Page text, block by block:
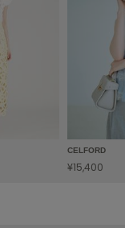
CELFORD
¥15,400